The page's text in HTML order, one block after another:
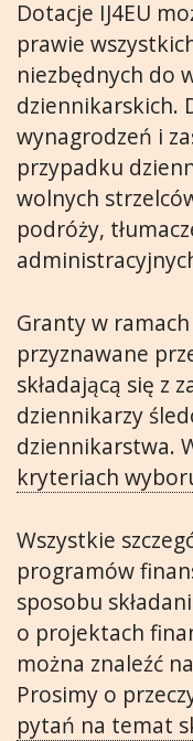
Dotacje IJ4EU
prawie
niezbędnych do
dziennikarskich.
wynagrodzeń i
przypadku
wolnych
podróży,
Granty w
przyznawane
składającą się z
dziennikarzy
dziennikarstwa.
kryteriach
Wszystkie
programów
sposobu
o projektach
można znaleźć
Prosimy o
pytań na temat